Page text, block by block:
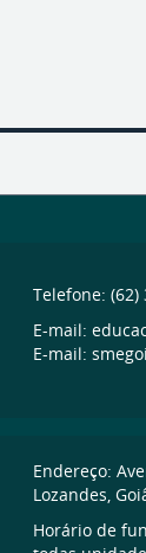
Telefone: (62)
E-mail:
E-mail:
Endereço:
Lozandes,
Horário de